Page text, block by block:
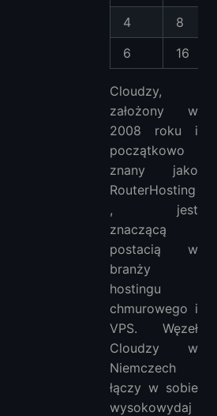
4
8
6
16
Cloudzy,
założony w
2008 roku i
początkowo
znany jako
RouterHosting
, jest
znaczącą
postacią w
branży
hostingu
chmurowego i
VPS. Węzeł
Cloudzy w
Niemczech
łączy w sobie
wysokowydaj